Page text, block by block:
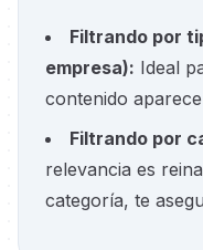
Filtrando por
empresa): Ideal
contenido
Filtrando por
relevancia es
categoría, te